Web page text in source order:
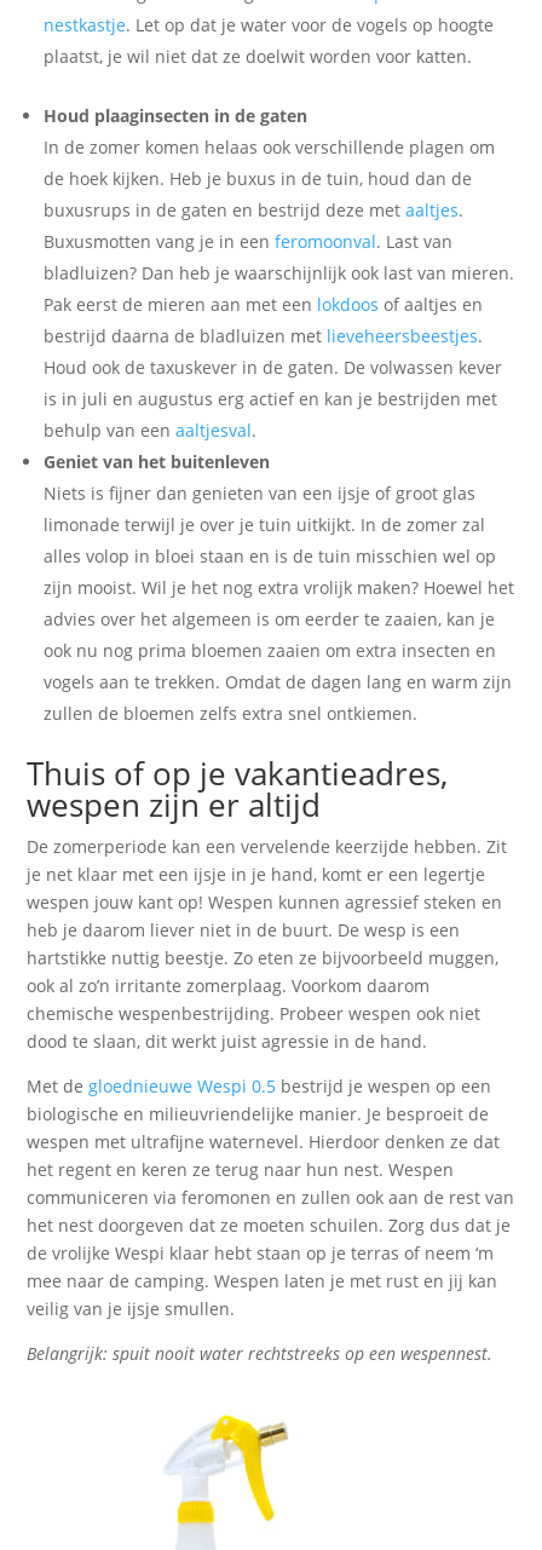
nestkastje. Let op dat je water voor de vogels op hoogte
plaatst, je wil niet dat ze doelwit worden voor katten.
Houd plaaginsecten in de gaten
In de zomer komen helaas ook verschillende plagen om
de hoek kijken. Heb je buxus in de tuin, houd dan de
buxusrups in de gaten en bestrijd deze metaaltjes.
Buxusmotten vang je in eenferomoonval. Last van
bladluizen? Dan heb je waarschijnlijk ook last van mieren.
Pak eerst de mieren aan met een lokdoos of aaltjes en
bestrijd daarna de bladluizen met lieveheersbeestjes.
Houd ook de taxuskever in de gaten. De volwassen kever
is in juli en augustus erg actief en kan je bestrijden met
behulp van eenaaltjesval.
Geniet van het buitenleven
Niets is fijner dan genieten van een ijsje of groot glas
limonade terwijl je over je tuin uitkijkt. In de zomer zal
alles volop in bloei staan en is de tuin misschien wel op
zijn mooist. Wil je het nog extra vrolijk maken? Hoewel het
advies over het algemeen is om eerder te zaaien, kan je
ook nu nog prima bloemen zaaien om extra insecten en
vogels aan te trekken. Omdat de dagen lang en warm zijn
zullen de bloemen zelfs extra snel ontkiemen.
Thuis of op je vakantieadres,
wespen zijn er altijd
De zomerperiode kan een vervelende keerzijde hebben. Zit
je net klaar met een ijsje in je hand, komt er een legertje
wespen jouw kant op! Wespen kunnen agressief steken en
heb je daarom liever niet in de buurt. De wesp is een
hartstikke nuttig beestje. Zo eten ze bijvoorbeeld muggen,
ook al zo’n irritante zomerplaag. Voorkom daarom
chemische wespenbestrijding. Probeer wespen ook niet
dood te slaan, dit werkt juist agressie in de hand.
Met de gloednieuwe Wespi 0.5 bestrijd je wespen op een
biologische en milieuvriendelijke manier. Je besproeit de
wespen met ultrafijne waternevel. Hierdoor denken ze dat
het regent en keren ze terug naar hun nest. Wespen
communiceren via feromonen en zullen ook aan de rest van
het nest doorgeven dat ze moeten schuilen. Zorg dus dat je
de vrolijke Wespi klaar hebt staan op je terras of neem ‘m
mee naar de camping. Wespen laten je met rust en jij kan
veilig van je ijsje smullen.
Belangrijk: spuit nooit water rechtstreeks op een wespennest.